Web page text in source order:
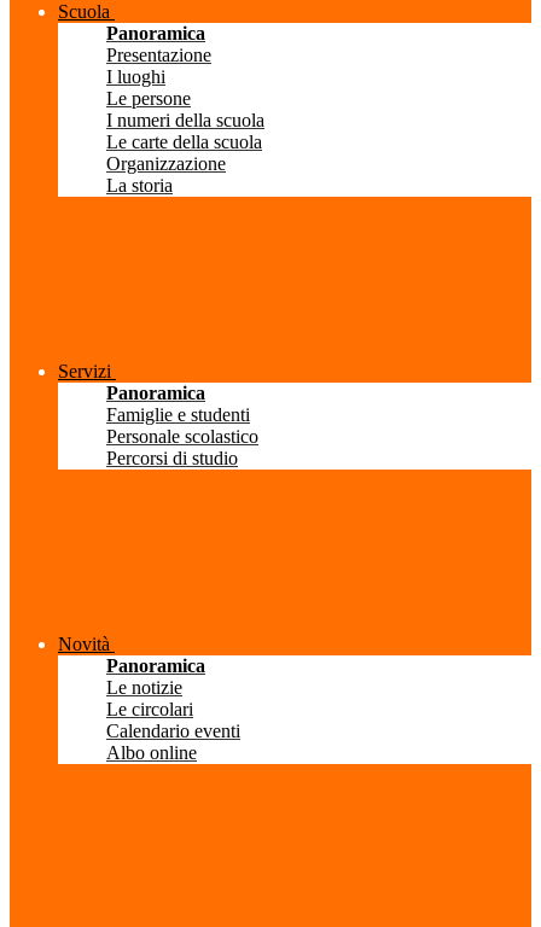
Scuola
Panoramica
Presentazione
I luoghi
Le persone
I numeri della scuola
Le carte della scuola
Organizzazione
La storia
Servizi
Panoramica
Famiglie e studenti
Personale scolastico
Percorsi di studio
Novità
Panoramica
Le notizie
Le circolari
Calendario eventi
Albo online